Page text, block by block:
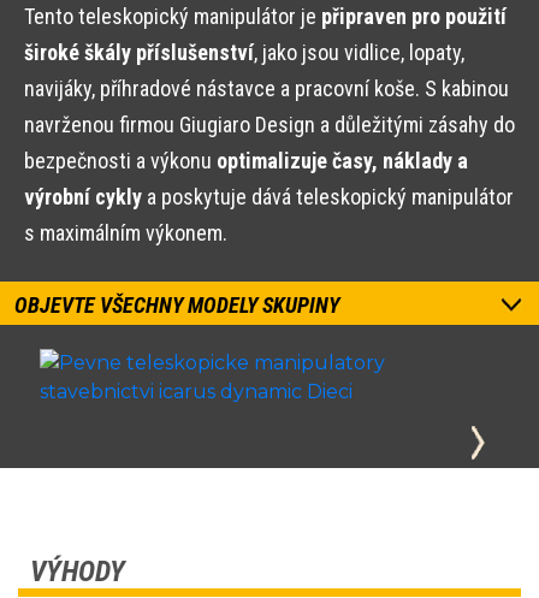
Tento teleskopický manipulátor je připraven pro použití
široké škály příslušenství, jako jsou vidlice, lopaty,
navijáky, příhradové nástavce a pracovní koše. S kabinou
navrženou firmou Giugiaro Design a důležitými zásahy do
bezpečnosti a výkonu optimalizuje časy, náklady a
výrobní cykly a poskytuje dává teleskopický manipulátor
s maximálním výkonem.
OBJEVTE VŠECHNY MODELY SKUPINY
VÝHODY